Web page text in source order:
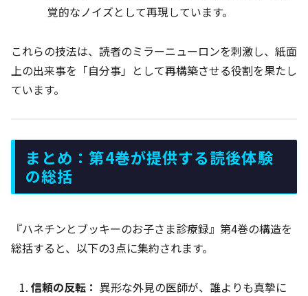
覚的なノイズとして再現しています。
これらの技法は、読者のミラーニューロンを刺激し、紙面
上の出来事を「自分事」として再構築させる役割を果たし
ています。
まとめ：第4巻が提供する読後体験
の総括
『ハネチンとブッキーのお子さま診療録』第4巻の構造を
総括すると、以下の3点に集約されます。
信頼の反転： 異形な外見の医師が、誰よりも真摯に